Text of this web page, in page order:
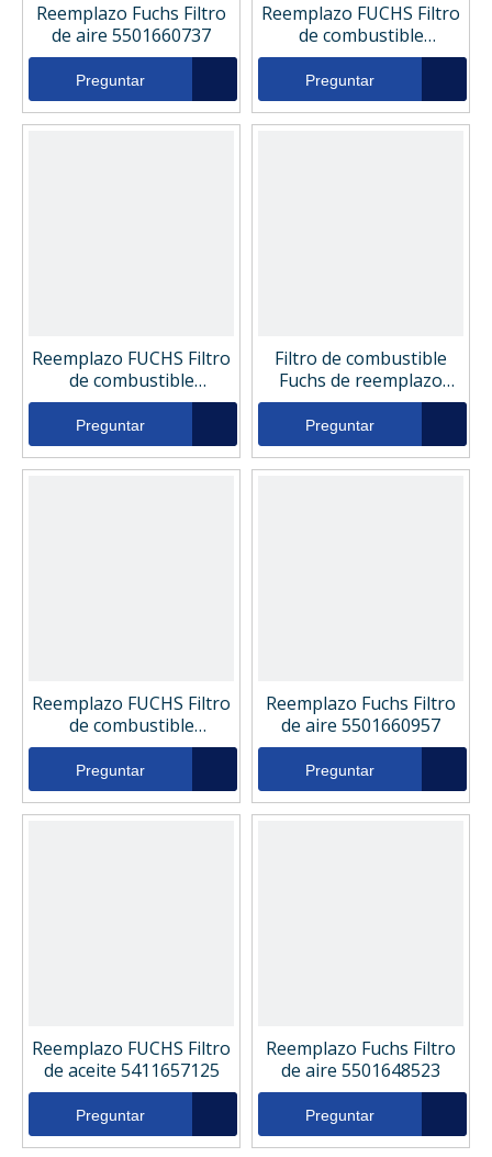
Reemplazo Fuchs Filtro
de aire 5501660737
Preguntar
Reemplazo FUCHS Filtro
de combustible
5411657780
Preguntar
Reemplazo FUCHS Filtro
de combustible
5411663438
Preguntar
Filtro de combustible
Fuchs de reemplazo
5411657146
Preguntar
Reemplazo FUCHS Filtro
de combustible
5411663457
Preguntar
Reemplazo Fuchs Filtro
de aire 5501660957
Preguntar
Reemplazo FUCHS Filtro
de aceite 5411657125
Preguntar
Reemplazo Fuchs Filtro
de aire 5501648523
Preguntar